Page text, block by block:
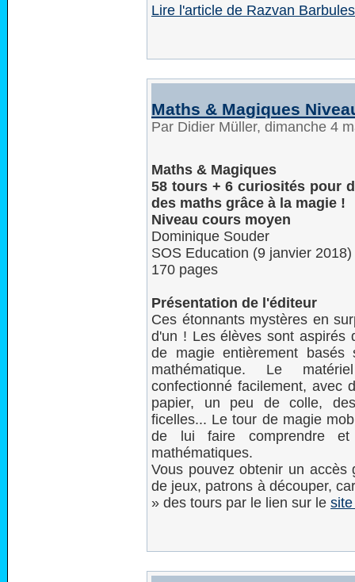
Lire l'article de Razvan
Maths & Magiques
Par Didier Müller, dimanche 4
Maths & Magiques
58 tours + 6 curiosités pour
des maths grâce à la magie !
Niveau cours moyen
Dominique Souder
SOS Education (9 janvier 2018)
170 pages
Présentation de l'éditeur
Ces étonnants mystères en
d'un ! Les élèves sont aspirés
de magie entièrement basés
mathématique. Le
confectionné facilement, avec
papier, un peu de colle,
ficelles... Le tour de magie
de lui faire comprendre
mathématiques.
Vous pouvez obtenir un accès
de jeux, patrons à découper,
» des tours par le lien sur le